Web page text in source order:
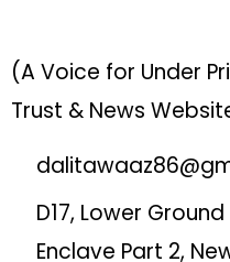
(A Voice for Under
Trust & News
D17, Lower
Enclave Part 2,